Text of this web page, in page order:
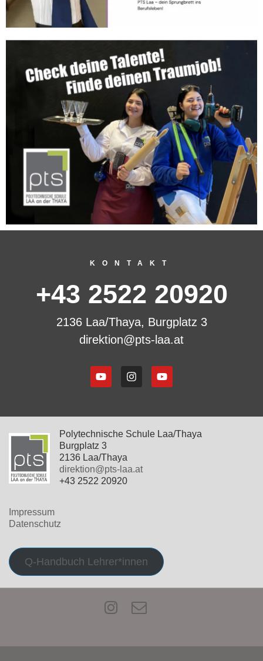
KONTAKT
+43 2522 20920
2136 Laa/Thaya, Burgplatz 3
direktion@pts-laa.at
Polytechnische Schule Laa/Thaya
Burgplatz 3
2136 Laa/Thaya
direktion@pts-laa.at
+43 2522 20920
Impressum
Datenschutz
Q-Handbuch Lehrer*innen